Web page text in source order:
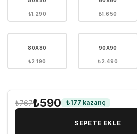
₺1.290 ₺1.650
80X80
₺2.190
90X90
₺2.490
₺767₺590 ₺177 kazanç
SEPETE EKLE